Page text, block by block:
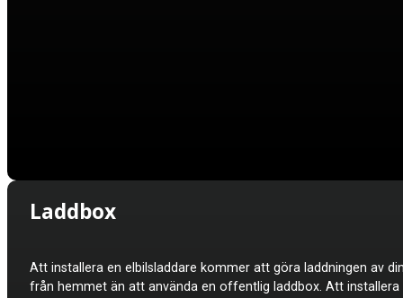
Laddbox
Att installera en elbilsladdare kommer att göra laddningen av
från hemmet än att använda en offentlig laddbox. Att